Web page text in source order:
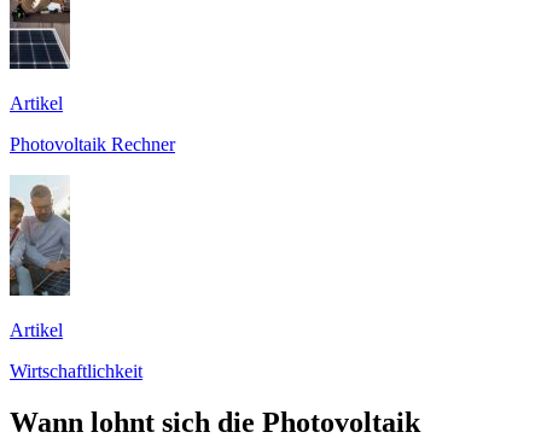
Artikel
Photovoltaik Rechner
Artikel
Wirtschaftlichkeit
Wann lohnt sich die Photovoltaik